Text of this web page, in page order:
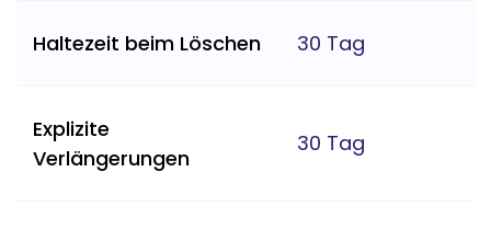
Haltezeit beim Löschen 30 Tag
Explizite
Verlängerungen
30 Tag